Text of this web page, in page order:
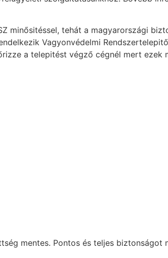
minősitéssel, tehát a magyarországi
Vagyonvédelmi
a telepitést végző cégnél mert ezek
mentes. Pontos és teljes